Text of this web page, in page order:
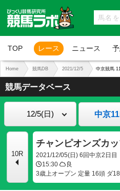
TOP レース ニュース
Home 競馬DB 2021/12/5 中京競馬
競馬データベース
中京
10R
チャンピオンズカ
2021/12/05(日) 6回中京2日目
15:30
良
3歳上オープン 定量 16頭 ダ